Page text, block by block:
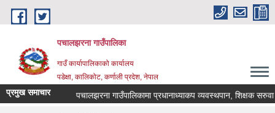
Skip to main content
पचालझरना गाउँपालिका
गाउँ कार्यापालिकाको कार्यालय
पडेक्षा, कालिकोट, कर्णाली प्रदेश, नेपाल
प्रमुख समाचार पचालझरना गाउँपालिकामा प्रधानाध्याकप व्यवस्थपान, शिक्षक सरुवा